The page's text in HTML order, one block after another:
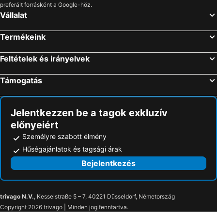
preferált forrásként a Google-höz.
Vállalat
Termékeink
Feltételek és irányelvek
Támogatás
Jelentkezzen be a tagok exkluzív
előnyeiért
Személyre szabott élmény
Hűségajánlatok és tagsági árak
Bejelentkezés
trivago N.V., Kesselstraße 5 – 7, 40221 Düsseldorf, Németország
Copyright 2026 trivago | Minden jog fenntartva.